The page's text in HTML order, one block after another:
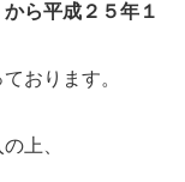
ら平成２５年１
おります。
上、